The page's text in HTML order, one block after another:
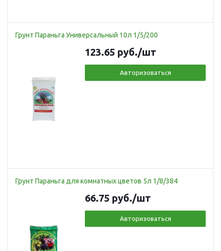
Грунт Параньга Универсальный 10л 1/5/200
123.65 руб./шт
Авторизоваться
Грунт Параньга для комнатных цветов 5л 1/8/384
66.75 руб./шт
Авторизоваться